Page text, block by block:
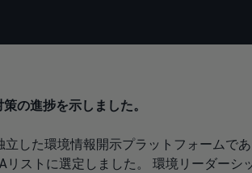
の進捗を示しました。
した環境情報開示プラットフォームで
リストに選定しました。 環境リーダーシ